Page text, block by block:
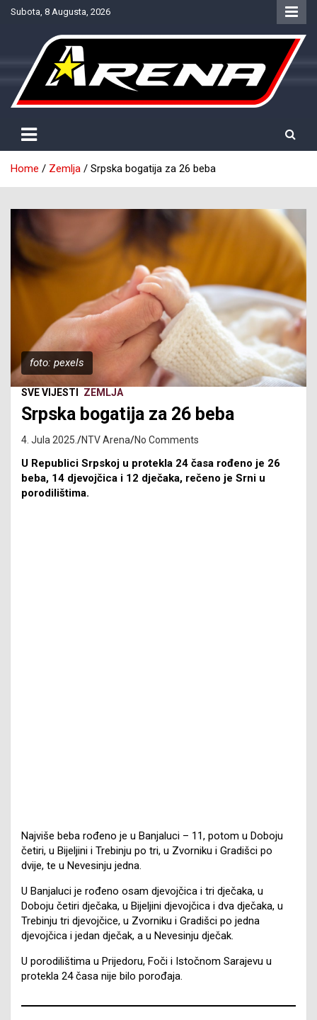
SkipSubota, 8 Augusta, 2026
NTV Arena
Home Zemlja Srpska bogatija za 26 beba
foto: pexels
SVE VIJESTI ZEMLJA
Srpska bogatija za 26 beba
4. Jula 2025. NTV Arena No Comments
U Republici Srpskoj u protekla 24 časa rođeno je 26
beba, 14 djevojčica i 12 dječaka, rečeno je Srni u
porodilištima.
Najviše beba rođeno je u Banjaluci – 11, potom u Doboju
četiri, u Bijeljini i Trebinju po tri, u Zvorniku i Gradišci po
dvije, te u Nevesinju jedna.
U Banjaluci je rođeno osam djevojčica i tri dječaka, u
Doboju četiri dječaka, u Bijeljini djevojčica i dva dječaka, u
Trebinju tri djevojčice, u Zvorniku i Gradišci po jedna
djevojčica i jedan dječak, a u Nevesinju dječak.
U porodilištima u Prijedoru, Foči i Istočnom Sarajevu u
protekla 24 časa nije bilo porođaja.